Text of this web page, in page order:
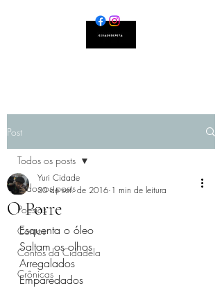
Post
Todos os posts
Poesias
Contos
Contos da Cidadela
Crônicas
Todos os posts
O Porre
Yuri Cidade
30 de set. de 2016 1 min de leitura
Esquenta o óleo
Saltam os olhos
Arregalados
Emparedados